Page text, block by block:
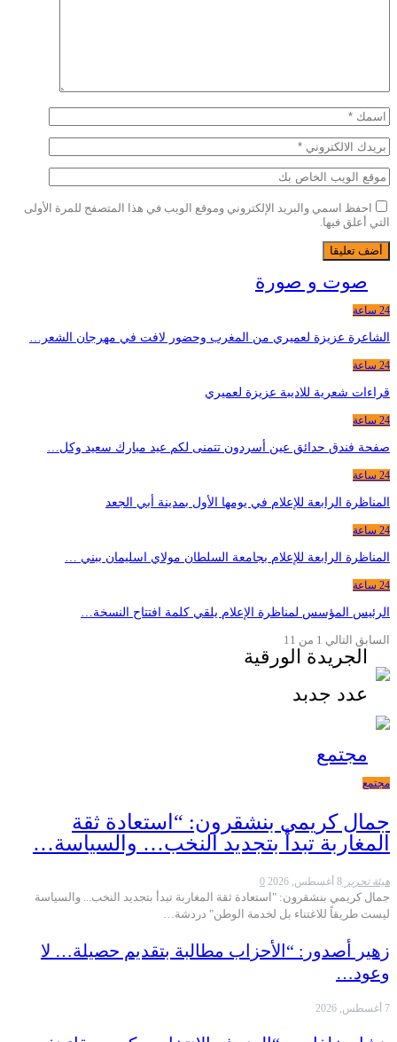
احفظ اسمي والبريد الإلكتروني وموقع الويب في هذا المتصفح للمرة الأولى
التي أعلق فيها.
صوت و صورة
24 ساعة
الشاعرة عزيزة لعميري من المغرب وحضور لافت في مهرجان الشعر…
24 ساعة
قراءات شعرية للاديبة عزيزة لعميري
24 ساعة
صفحة فندق حدائق عين أسردون تتمنى لكم عيد مبارك سعيد وكل…
24 ساعة
المناظرة الرابعة للإعلام في يومها الأول بمدينة أبي الجعد
24 ساعة
المناظرة الرابعة للإعلام بجامعة السلطان مولاي اسليمان ببني …
24 ساعة
الرئيس المؤسس لمناظرة الإعلام يلقي كلمة افتتاح النسخة…
السابق التالي 1 من 11
الجريدة الورقية
عدد جدبد
مجتمع
مجتمع
جمال كريمي بنشقرون: “استعادة ثقة
المغاربة تبدأ بتجديد النخب… والسياسة…
هيئة تحرير 8 أغسطس, 2026 0
جمال كريمي بنشقرون: "استعادة ثقة المغاربة تبدأ بتجديد النخب... والسياسة
ليست طريقاً للاغتناء بل لخدمة الوطن" دردشة…
زهير أصدور: “الأحزاب مطالبة بتقديم حصيلة… لا
وعود…
7 أغسطس, 2026